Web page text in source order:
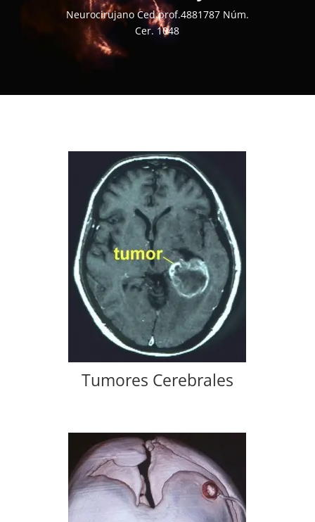
Neurocirujano Ced.prof.4881787 Núm.
Cer. 1048
Tumores Cerebrales